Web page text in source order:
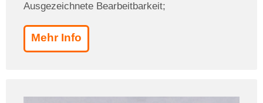
Ausgezeichnete Bearbeitbarkeit;
Mehr Info